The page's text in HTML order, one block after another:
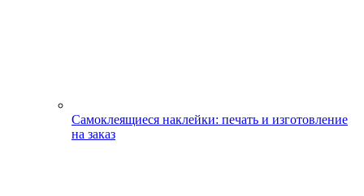
Самоклеящиеся наклейки: печать и изготовление
на заказ